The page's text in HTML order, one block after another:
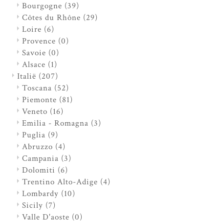
Bourgogne (39)
Côtes du Rhône (29)
Loire (6)
Provence (0)
Savoie (0)
Alsace (1)
Italië (207)
Toscana (52)
Piemonte (81)
Veneto (16)
Emilia - Romagna (3)
Puglia (9)
Abruzzo (4)
Campania (3)
Dolomiti (6)
Trentino Alto-Adige (4)
Lombardy (10)
Sicily (7)
Valle D'aoste (0)